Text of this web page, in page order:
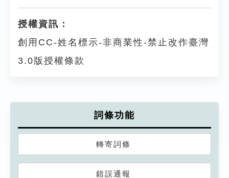
授權資訊：
創用CC-姓名標示-非商業性-禁止改作臺灣
3.0版授權條款
詞條功能
轉寄詞條
錯誤通報